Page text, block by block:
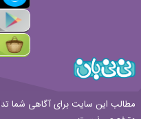
مطالب این سایت برای آگاهی شما